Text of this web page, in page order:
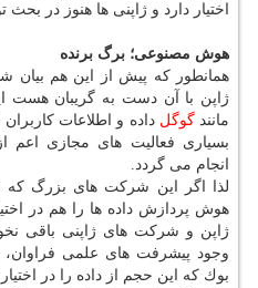
اختیار دارد و ژاپنی ها هنوز در
هوش مصنوعی؛ برگ برنده
همانطور كه پیش از این هم بیان
ژاپن با آن دست به گریبان
مانندگوگل داده و اطلاعات
بسیاری فعالیت های مجازی
انجام می گردد.
لذا اگر این شركت های بزرگ كه
هوش پردازش داده ها را هم در
ژاپن و شركت های ژاپنی باقی
وجود پیشرفت های علمی
بوك كه این حجم از داده را در